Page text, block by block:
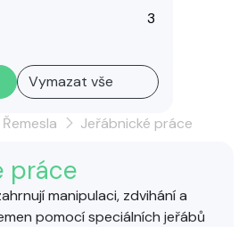
3
Vymazat vše
Řemesla Jeřábnické práce
práce
manipulaci, zdvihání a
pomocí speciálních jeřábů